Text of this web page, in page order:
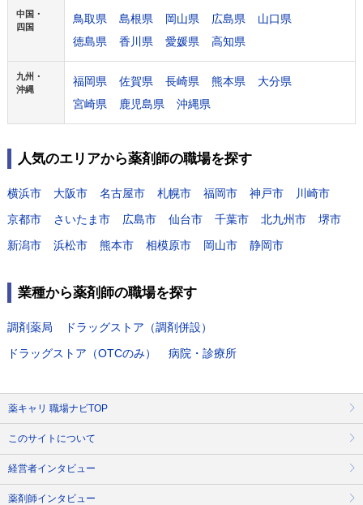
中国・
四国
鳥取県 島根県 岡山県 広島県
山口県
徳島県
香川県 愛媛県 高知県
九州・
沖縄
福岡県 佐賀県 長崎県 熊本県
大分県
宮崎県
鹿児島県 沖縄県
人気のエリアから薬剤師の職場を探す
横浜市 大阪市 名古屋市 札幌市 福岡市 神戸市
川崎市
京都市
さいたま市 広島市 仙台市 千葉市 北九州市
堺市
新潟市
浜松市 熊本市 相模原市 岡山市 静岡市
業種から薬剤師の職場を探す
調剤薬局
ドラッグストア（調剤併設）
ドラッグストア（OTCのみ）
病院・診療所
薬キャリ 職場ナビTOP
このサイトについて
経営者インタビュー
薬剤師インタビュー